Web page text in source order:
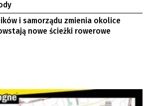
i samorządu zmienia okolice
nowe ścieżki rowerowe